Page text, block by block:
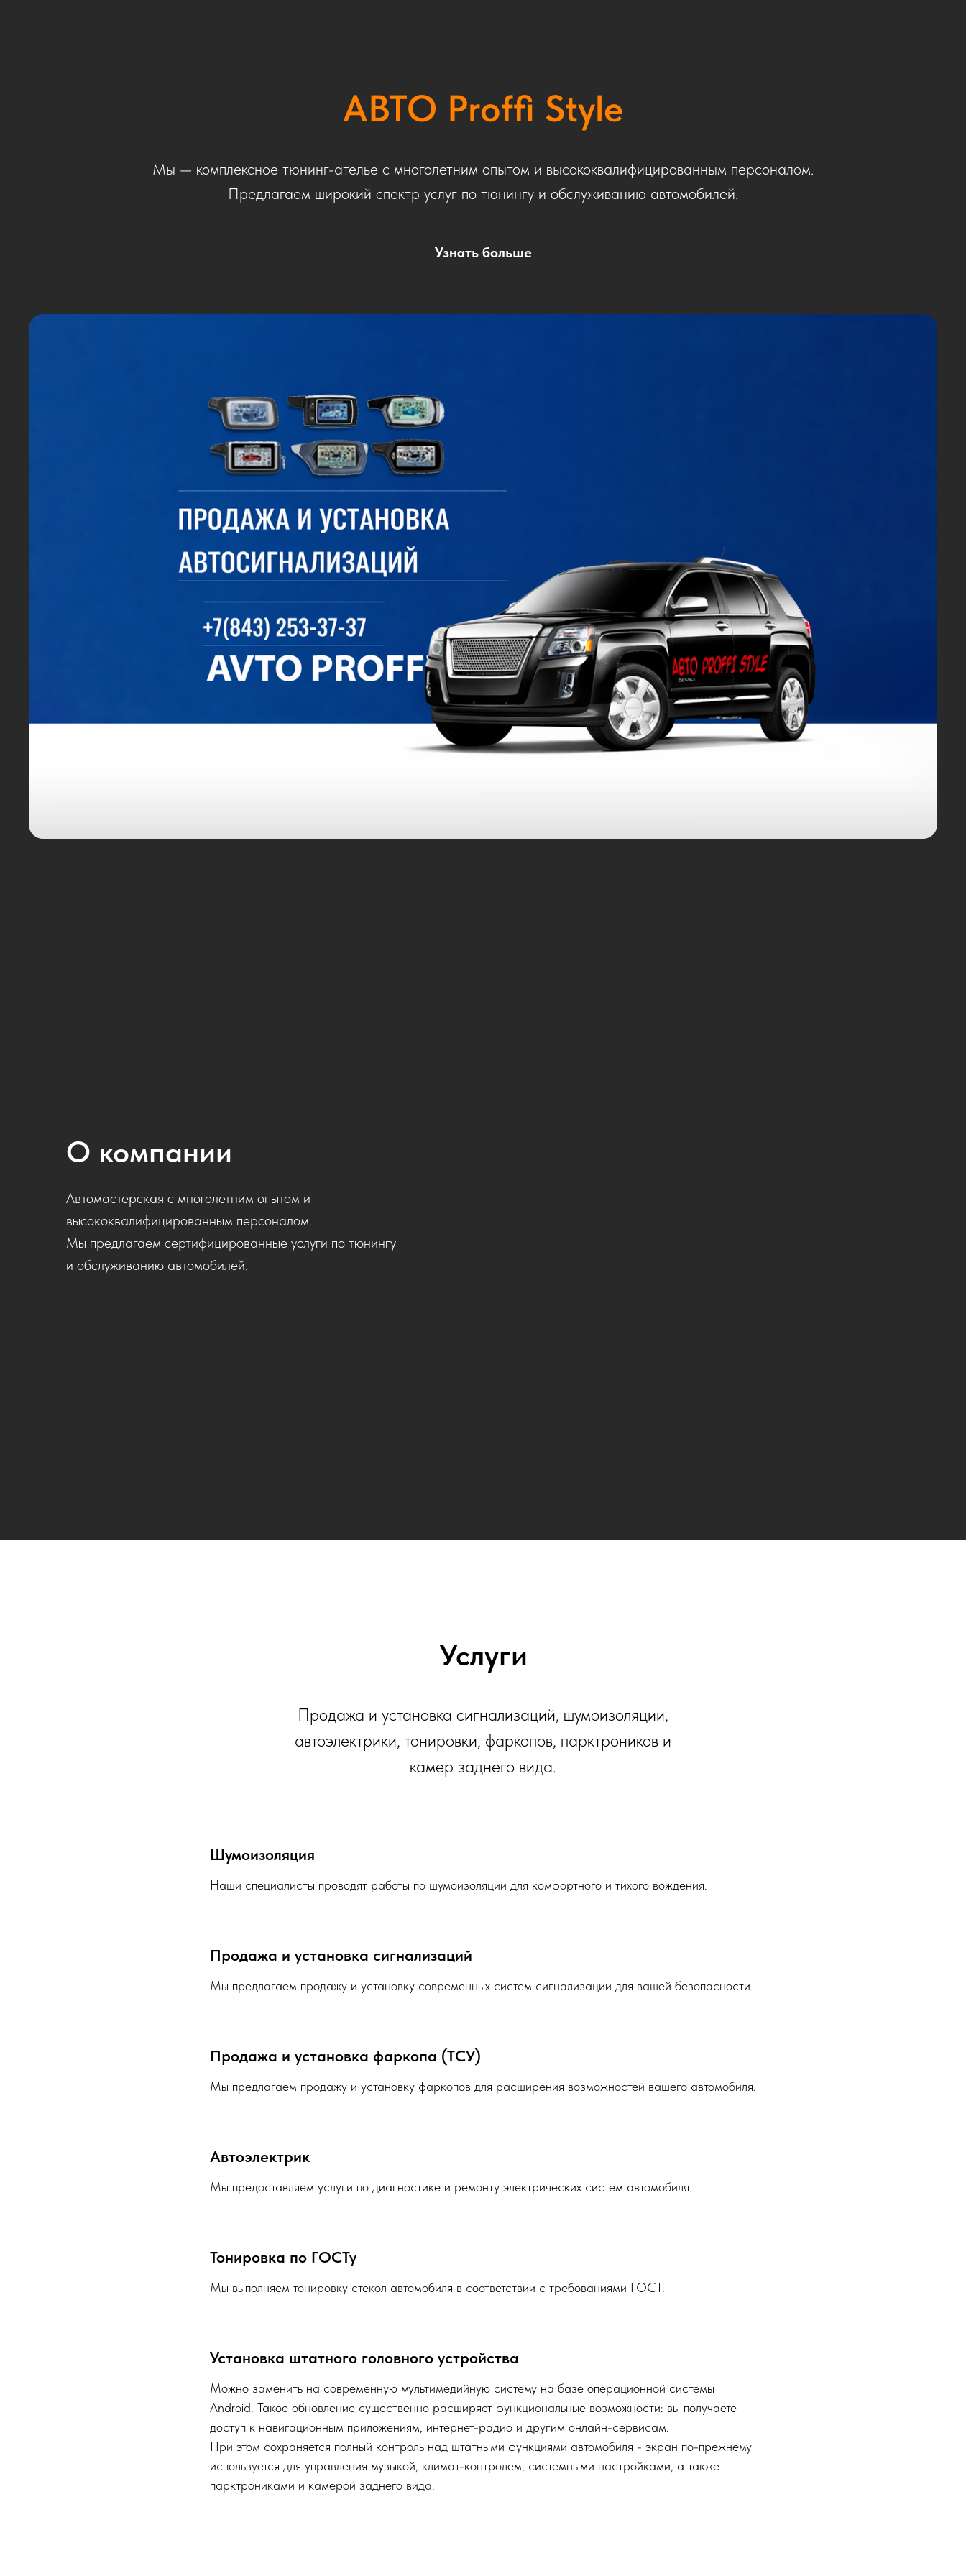
АВТО Proffi Style
Мы — комплексное тюнинг-ателье с многолетним опытом и высококвалифицированным персоналом.
Предлагаем широкий спектр услуг по тюнингу и обслуживанию автомобилей.
Узнать больше
О компании
Автомастерская с многолетним опытом и
высококвалифицированным персоналом.
Мы предлагаем сертифицированные услуги по тюнингу
и обслуживанию автомобилей.
Услуги
Продажа и установка сигнализаций, шумоизоляции,
автоэлектрики, тонировки, фаркопов, парктроников и
камер заднего вида.
Шумоизоляция
Наши специалисты проводят работы по шумоизоляции для комфортного и тихого вождения.
Продажа и установка сигнализаций
Мы предлагаем продажу и установку современных систем сигнализации для вашей безопасности.
Продажа и установка фаркопа (ТСУ)
Мы предлагаем продажу и установку фаркопов для расширения возможностей вашего автомобиля.
Автоэлектрик
Мы предоставляем услуги по диагностике и ремонту электрических систем автомобиля.
Тонировка по ГОСТу
Мы выполняем тонировку стекол автомобиля в соответствии с требованиями ГОСТ.
Установка штатного головного устройства
Можно заменить на современную мультимедийную систему на базе операционной системы
Android. Такое обновление существенно расширяет функциональные возможности: вы получаете
доступ к навигационным приложениям, интернет-радио и другим онлайн-сервисам.
При этом сохраняется полный контроль над штатными функциями автомобиля - экран по-прежнему
используется для управления музыкой, климат-контролем, системными настройками, а также
парктрониками и камерой заднего вида.